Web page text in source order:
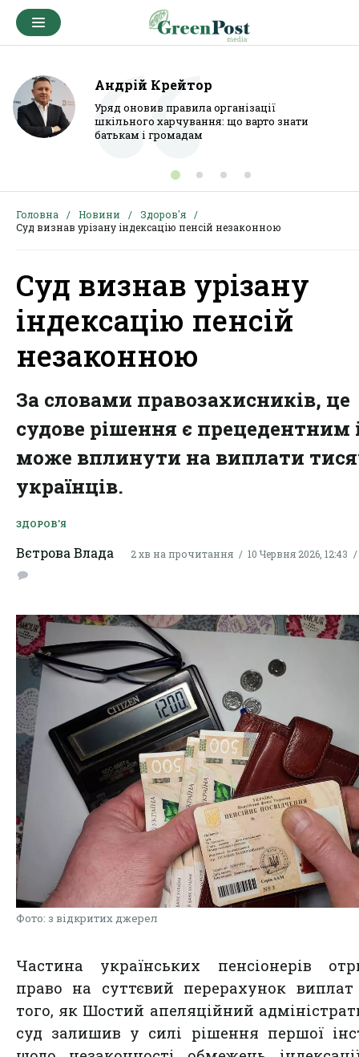
Андрій Крейтор
Уряд оновив правила організації
шкільного харчування: що варто знати
батькам і громадам
Головна Новини
Здоров'я
Суд визнав урізану індексацію пенсій незаконною
Суд визнав урізану
індексацію пенсій
незаконною
За словами правозахисників, це
судове рішення є прецедентним
може вплинути на виплати
українців.
ЗДОРОВ'Я
Вєтрова Влада 2 хв на прочитання 10 Червня 2026, 12:43
Фото: з відкритих джерел
Частина українських пенсіонерів
право на суттєвий перерахунок виплат
того, як Шостий апеляційний
суд залишив у силі рішення першої